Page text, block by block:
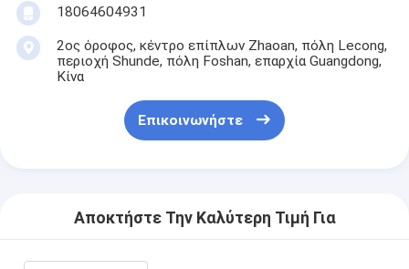
18064604931
2ος όροφος, κέντρο επίπλων Zhaoan, πόλη Lecong,
περιοχή Shunde, πόλη Foshan, επαρχία Guangdong,
Κίνα
Επικοινωνήστε
Αποκτήστε Την Καλύτερη Τιμή Για